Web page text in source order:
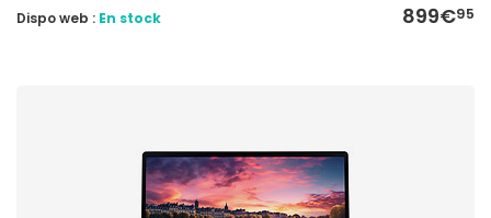
899€95
Dispo web : En stock